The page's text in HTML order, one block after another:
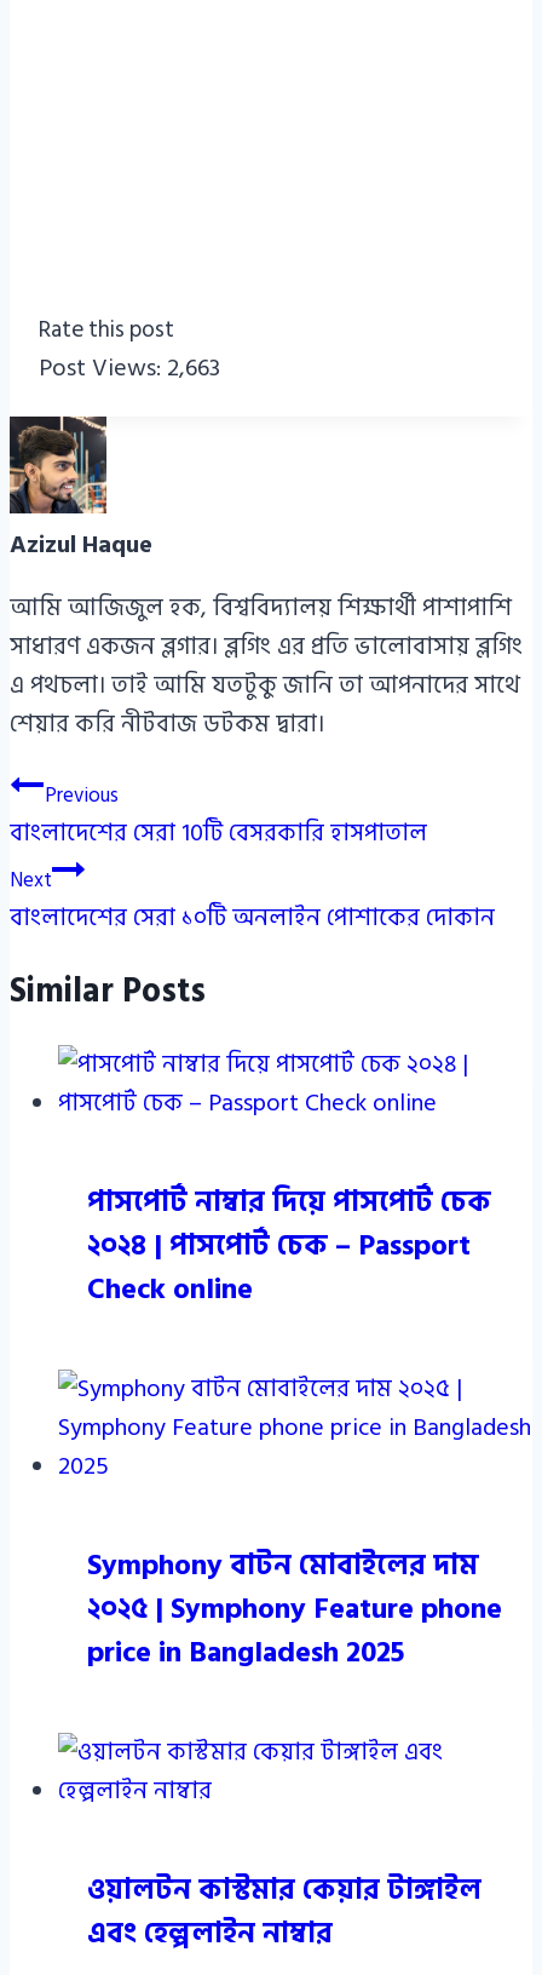
Rate this post
Post Views: 2,663
Azizul Haque
আমি আজিজুল হক, বিশ্ববিদ্যালয় শিক্ষার্থী পাশাপাশি
সাধারণ একজন ব্লগার। ব্লগিং এর প্রতি ভালোবাসায় ব্লগিং
এ পথচলা। তাই আমি যতটুকু জানি তা আপনাদের সাথে
শেয়ার করি নীটবাজ ডটকম দ্বারা।
Post
navigation
Previous
বাংলাদেশের সেরা 10টি বেসরকারি হাসপাতাল
Next
বাংলাদেশের সেরা ১০টি অনলাইন পোশাকের দোকান
Similar Posts
পাসপোর্ট নাম্বার দিয়ে পাসপোর্ট চেক
২০২৪ | পাসপোর্ট চেক – Passport
Check online
Symphony বাটন মোবাইলের দাম
২০২৫ | Symphony Feature phone
price in Bangladesh 2025
ওয়ালটন কাস্টমার কেয়ার টাঙ্গাইল
এবং হেল্পলাইন নাম্বার